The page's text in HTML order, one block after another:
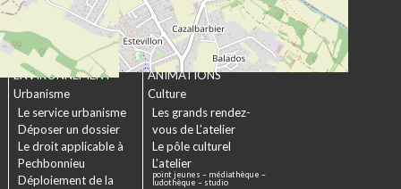
médico-sociaux
Projet Se Canto
URBANISME &
ENVIRONNEMENT
Urbanisme
Le service urbanisme
Déposer un dossier
Le droit applicable à
Pechbonnieu
Déploiement de la
CULTURE &
ANIMATIONS
Culture
Les grands rendez-
vous de L’atelier
Le pôle culturel
L’atelier
point jeunes – médiathèque –
ludothèque – studio